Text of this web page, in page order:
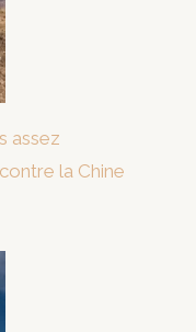
assez
la Chine